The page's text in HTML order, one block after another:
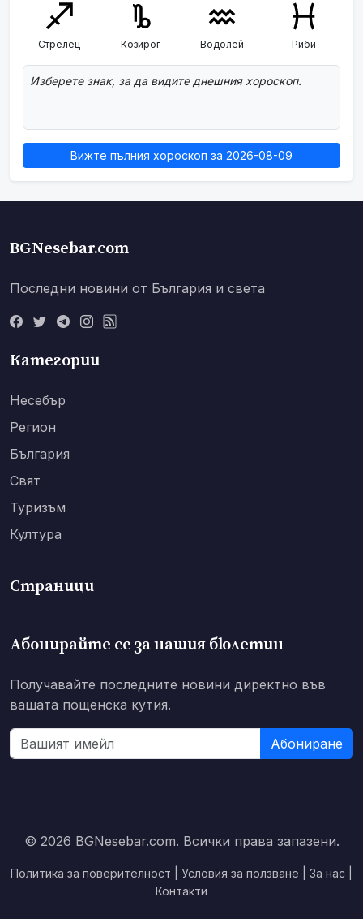
Стрелец Козирог Водолей Риби
Изберете знак, за да видите днешния хороскоп.
Вижте пълния хороскоп за 2026-08-09
BGNesebar.com
Последни новини от България и света
Категории
Несебър
Регион
България
Свят
Туризъм
Култура
Страници
Абонирайте се за нашия бюлетин
Получавайте последните новини директно във
вашата пощенска кутия.
Абониране
© 2026 BGNesebar.com. Всички права запазени.
Политика за поверителност Условия за ползване За нас
Контакти